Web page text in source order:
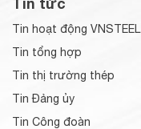
Tin hoạt động VNSTEEL
Tin tổng hợp
Tin thị trường thép
Tin Đảng ủy
Tin Công đoàn